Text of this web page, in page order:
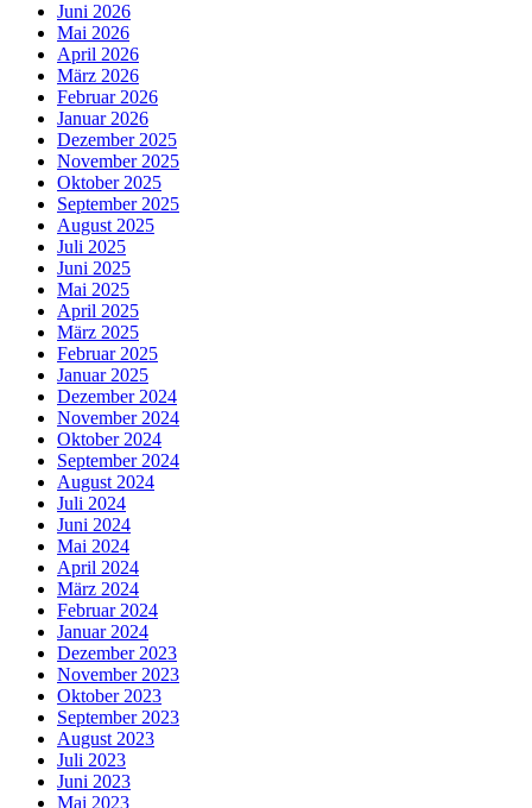
Juni 2026
Mai 2026
April 2026
März 2026
Februar 2026
Januar 2026
Dezember 2025
November 2025
Oktober 2025
September 2025
August 2025
Juli 2025
Juni 2025
Mai 2025
April 2025
März 2025
Februar 2025
Januar 2025
Dezember 2024
November 2024
Oktober 2024
September 2024
August 2024
Juli 2024
Juni 2024
Mai 2024
April 2024
März 2024
Februar 2024
Januar 2024
Dezember 2023
November 2023
Oktober 2023
September 2023
August 2023
Juli 2023
Juni 2023
Mai 2023